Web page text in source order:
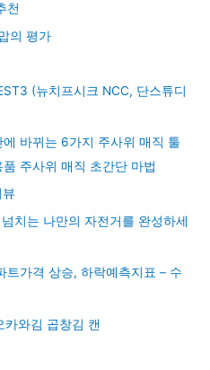
천
의 평가
(뉴치프시크 NCC, 단스튜디
바뀌는 6가지 주사위 매직 툴
주사위 매직 초간단 마법
치는 나만의 자전거를 완성하세
트가격 상승, 하락예측지표 – 수
카와김 곱창김 캔